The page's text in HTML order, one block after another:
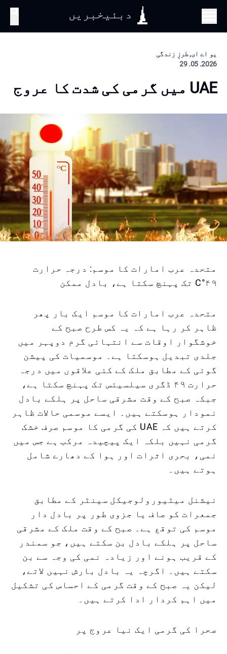
دبئیخبریں
یو اے ای, طرزِ زندگی
2026. 05. 29
UAE میں گرمی کی شدت کا عروج
متحدہ عرب امارات کا موسم: درجہ حرارت
۴۹°C تک پہنچ سکتا ہے، بادل ممکن
متحدہ عرب امارات کا موسم ایک بار پھر
ظاہر کر رہا ہے کہ یہ کس طرح صبح کے
خوشگوار اوقات سے انتہائی گرم دوپہر میں
جلدی تبدیل ہوسکتا ہے۔ موسمیات کی پیشن
گوئی کے مطابق ملک کے کئی علاقوں میں درجہ
حرارت ۴۹ ڈگری سیلسیئس تک پہنچ سکتا ہے،
جبکہ صبح کے وقت مشرقی ساحل پر ہلکے بادل
نمودار ہوسکتے ہیں۔ ایسے موسمی حالات ظاہر
کرتے ہیں کہ UAE کی گرمی کا موسم صرف خشک
گرمی نہیں بلکہ ایک پیچیدہ مرکب ہے جس میں
نمی، بحری اثرات اور ہوا کے دھارے شامل
ہوتے ہیں۔
نیشنل میٹیورولوجیکل سینٹر کے مطابق
جمعرات کو صاف یا جزوی طور پر بادل دار
موسم کی توقع ہے۔ صبح کے وقت ملک کے مشرقی
ساحل پر ہلکے بادل بن سکتے ہیں، جو سمندر
کے قریب ہونے اور زیادہ نمی کی وجہ سے بن
سکتے ہیں۔ اگرچہ یہ بادل بارش نہیں لاتے،
لیکن یہ صبح کے وقت گرمی کے احساس کی تشکیل
میں اہم کردار ادا کرتے ہیں۔
صحرا کی گرمی ایک نیا عروج پر